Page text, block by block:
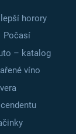
horory
Počasí
– katalog
víno